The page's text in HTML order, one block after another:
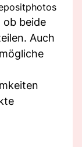
ob beide
Auch